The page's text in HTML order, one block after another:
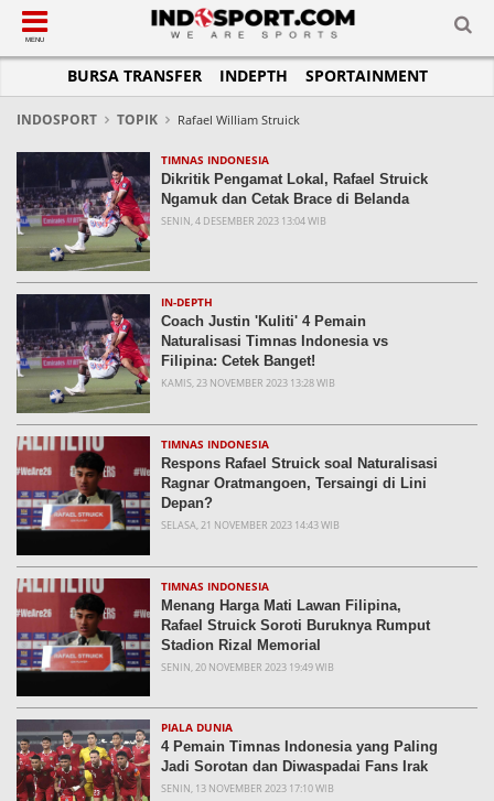
SUB-MENU
SEPAKBOLA
LIGA 1
LIGA 2
LIGA INGGRIS
LIGA ITALIA
LIGA SPANYOL
LIGA CHAMPIONS
LIGA JERMAN
LIGA PRANCIS
LIGA EUROPA
SUB-MENU
SPORTAINMENT
SELEBSPORT
LIFESTYLE
SUB-MENU
OTOMOTIF
MOTOGP
FORMULA 1
OTOMANIA
SUB-MENU
RAKET
MMA
FUTSAL
OLIMPIK
E-SPORT
SUB-MENU
JADWAL
KLASEMEN
SUB-MENU
TOPIK HARI INI
PERATURAN OLAHRAGA
TIPS DAN TRIK
INFOGRAFIS
GALERI FOTO
TEMPAT OLAHRAGA
PASUKAN SEHAT
KOMUNITAS SEHAT
MENU
BURSA TRANSFER INDEPTH SPORTAINMENT
INDOSPORT TOPIK Rafael William Struick
TIMNAS INDONESIA
Dikritik Pengamat Lokal, Rafael Struick
Ngamuk dan Cetak Brace di Belanda
SENIN, 4 DESEMBER 2023 13:04 WIB
IN-DEPTH
Coach Justin 'Kuliti' 4 Pemain
Naturalisasi Timnas Indonesia vs
Filipina: Cetek Banget!
KAMIS, 23 NOVEMBER 2023 13:28 WIB
TIMNAS INDONESIA
Respons Rafael Struick soal Naturalisasi
Ragnar Oratmangoen, Tersaingi di Lini
Depan?
SELASA, 21 NOVEMBER 2023 14:43 WIB
TIMNAS INDONESIA
Menang Harga Mati Lawan Filipina,
Rafael Struick Soroti Buruknya Rumput
Stadion Rizal Memorial
SENIN, 20 NOVEMBER 2023 19:49 WIB
PIALA DUNIA
4 Pemain Timnas Indonesia yang Paling
Jadi Sorotan dan Diwaspadai Fans Irak
SENIN, 13 NOVEMBER 2023 17:10 WIB